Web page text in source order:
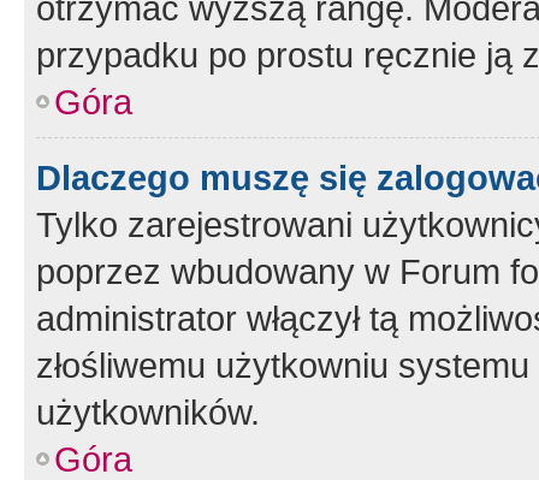
przypadku po prostu ręcznie ją
Góra
Dlaczego muszę się
Tylko zarejestrowani
poprzez wbudowany w Forum
administrator włączył tą
złośliwemu użytkowniu
użytkowników.
Góra